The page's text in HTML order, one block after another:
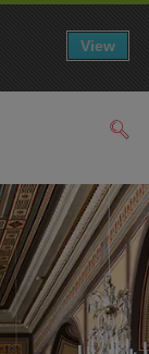
す
る
View